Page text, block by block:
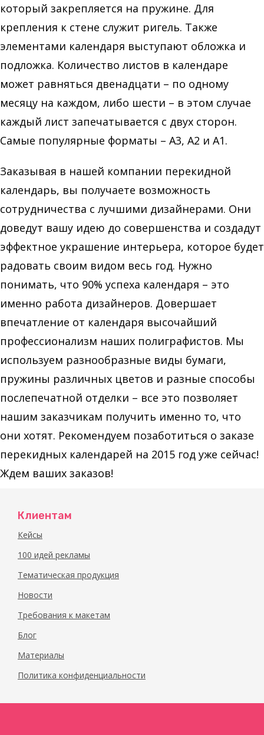
который закрепляется на пружине. Для
крепления к стене служит ригель. Также
элементами календаря выступают обложка и
подложка. Количество листов в календаре
может равняться двенадцати – по одному
месяцу на каждом, либо шести – в этом случае
каждый лист запечатывается с двух сторон.
Самые популярные форматы – А3, А2 и А1.
Заказывая в нашей компании перекидной
календарь, вы получаете возможность
сотрудничества с лучшими дизайнерами. Они
доведут вашу идею до совершенства и создадут
эффектное украшение интерьера, которое будет
радовать своим видом весь год. Нужно
понимать, что 90% успеха календаря – это
именно работа дизайнеров. Довершает
впечатление от календаря высочайший
профессионализм наших полиграфистов. Мы
используем разнообразные виды бумаги,
пружины различных цветов и разные способы
послепечатной отделки – все это позволяет
нашим заказчикам получить именно то, что
они хотят. Рекомендуем позаботиться о заказе
перекидных календарей на 2015 год уже сейчас!
Ждем ваших заказов!
Клиентам
Кейсы
100 идей рекламы
Тематическая продукция
Новости
Требования к макетам
Блог
Материалы
Политика конфиденциальности